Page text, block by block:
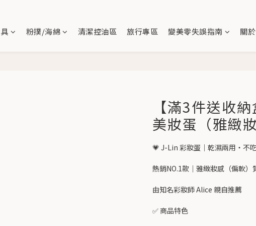
粉撲/海綿 清潔控油區 旅行專區 變美零失誤指南 關
【滿3件送收
美妝蛋（雅緻妝
💗 J-Lin 彩妝蛋｜乾濕兩用・不
熱銷NO.1款｜雅緻妝感（偏軟）
由知名彩妝師 Alice 親自推薦
✅ 商品特色